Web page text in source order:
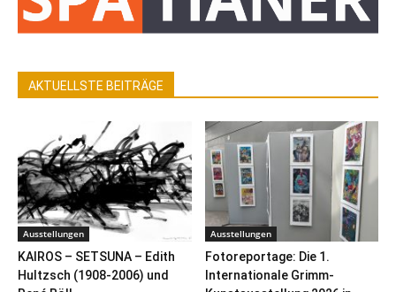
AKTUELLSTE BEITRÄGE
Ausstellungen
KAIROS – SETSUNA – Edith
Hultzsch (1908-2006) und
Ausstellungen
Fotoreportage: Die 1.
Internationale Grimm-